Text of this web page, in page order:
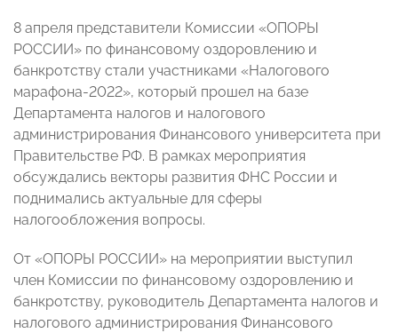
8 апреля представители Комиссии «ОПОРЫ
РОССИИ» по финансовому оздоровлению и
банкротству стали участниками «Налогового
марафона-2022», который прошел на базе
Департамента налогов и налогового
администрирования Финансового университета при
Правительстве РФ. В рамках мероприятия
обсуждались векторы развития ФНС России и
поднимались актуальные для сферы
налогообложения вопросы.
От «ОПОРЫ РОССИИ» на мероприятии выступил
член Комиссии по финансовому оздоровлению и
банкротству, руководитель Департамента налогов и
налогового администрирования Финансового